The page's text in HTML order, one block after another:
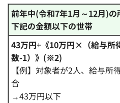
前年中(令和7年1月～12月)の
下記の金額以下の世帯
43万円+ 《10万円×（給与
数-1）》(※2)
【例】対象者が2人、給与所
合
→43万円以下